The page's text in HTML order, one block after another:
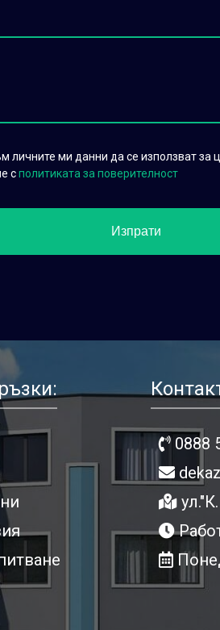
личните ми данни да се използват за
сполитиката за поверителност
0888